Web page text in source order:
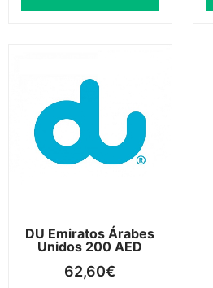
DU Emiratos Árabes
Unidos 200 AED
62,60€